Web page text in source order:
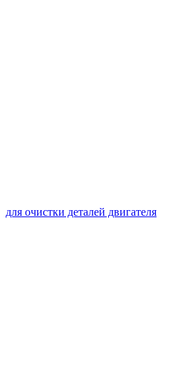
для очистки деталей двигателя